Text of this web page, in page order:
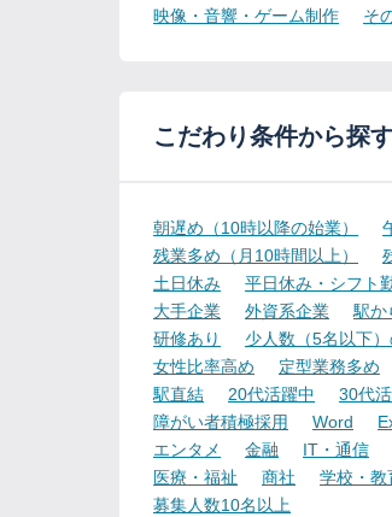
映像・音響・ゲーム制作
そ
こだわり条件から探
朝遅め（10時以降の始業）
残業多め（月10時間以上）
土日休み
平日休み・シフト
大手企業
外資系企業 駅か
研修あり
少人数（5名以下
女性比率高め
定型業務多め
駅直結
20代活躍中 30代
障がい者積極採用
Word
エンタメ
金融 IT・通信
医療・福祉
商社 学校・教
募集人数10名以上